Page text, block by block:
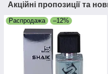
Акційні пропозиції та
Распродажа –12%